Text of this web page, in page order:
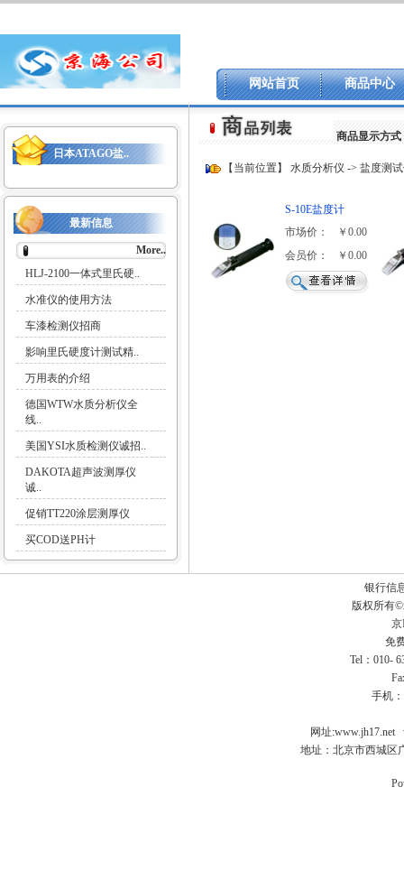
网站首页 商品中心
日本ATAGO盐..
最新信息
More..
HLJ-2100一体式里氏硬..
水准仪的使用方法
车漆检测仪招商
影响里氏硬度计测试精..
万用表的介绍
德国WTW水质分析仪全
线..
美国YSI水质检测仪诚招..
DAKOTA超声波测厚仪
诚..
促销TT220涂层测厚仪
买COD送PH计
商品显示方式
【当前位置】 水质分析仪 -> 盐度测
S-10E盐度计
市场价：
￥0.00
会员价：
￥0.00
银行信
版权所有
京
免
Tel：010-
手机：
网址:www.jh17.net
地址：北京市西城区